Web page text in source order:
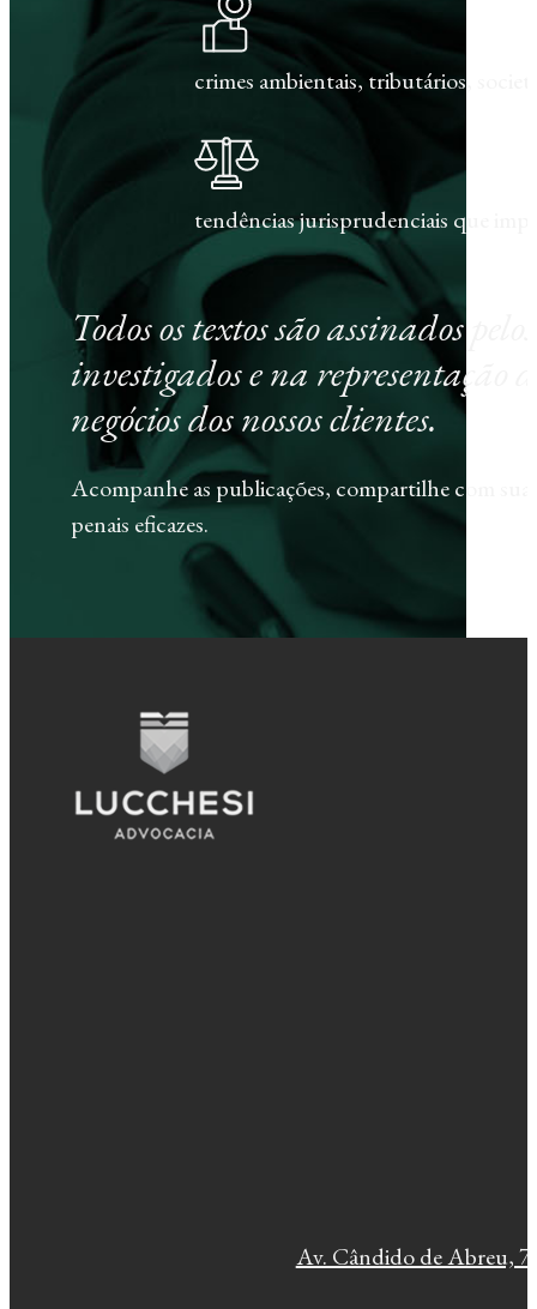
crimes ambientais, tributários,
tendências jurisprudenciais que
Todos os textos são assinados
investigados e na representação
negócios dos nossos clientes.
Acompanhe as publicações, compartilhe com
penais eficazes.
Av. Cândido de Abreu,